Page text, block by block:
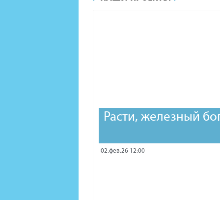
Расти, железный
02.фев.26 12:00